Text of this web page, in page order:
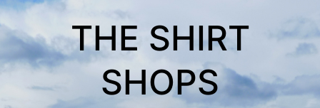
Zum
Inhalt
springen
THE SHIRT
SHOPS